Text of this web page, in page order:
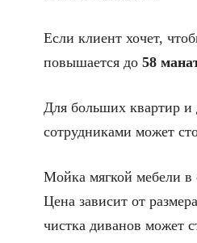
Если клиент хочет,
повышается до 58
Для больших квартир и
сотрудниками может
Мойка мягкой мебели в
Цена зависит от
чистка диванов может